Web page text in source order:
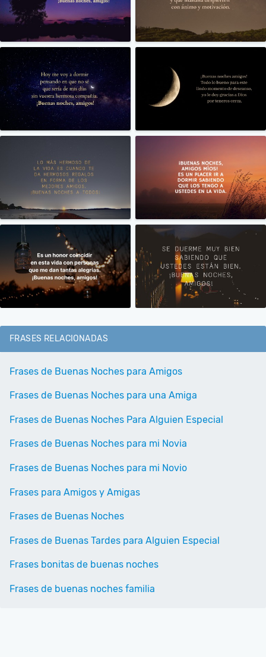
FRASES RELACIONADAS
Frases de Buenas Noches para Amigos
Frases de Buenas Noches para una Amiga
Frases de Buenas Noches Para Alguien Especial
Frases de Buenas Noches para mi Novia
Frases de Buenas Noches para mi Novio
Frases para Amigos y Amigas
Frases de Buenas Noches
Frases de Buenas Tardes para Alguien Especial
Frases bonitas de buenas noches
Frases de buenas noches familia